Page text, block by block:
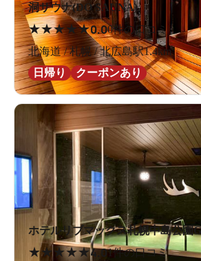
洞サウナ(DO SAUNA)
★★★★★0.00件の口コミ
北海道 / 札幌 / 北広島駅1.4km
日帰り
クーポンあり
ホテルリブマックス札幌中島公園
★★ ★★★4.01件の口コミ